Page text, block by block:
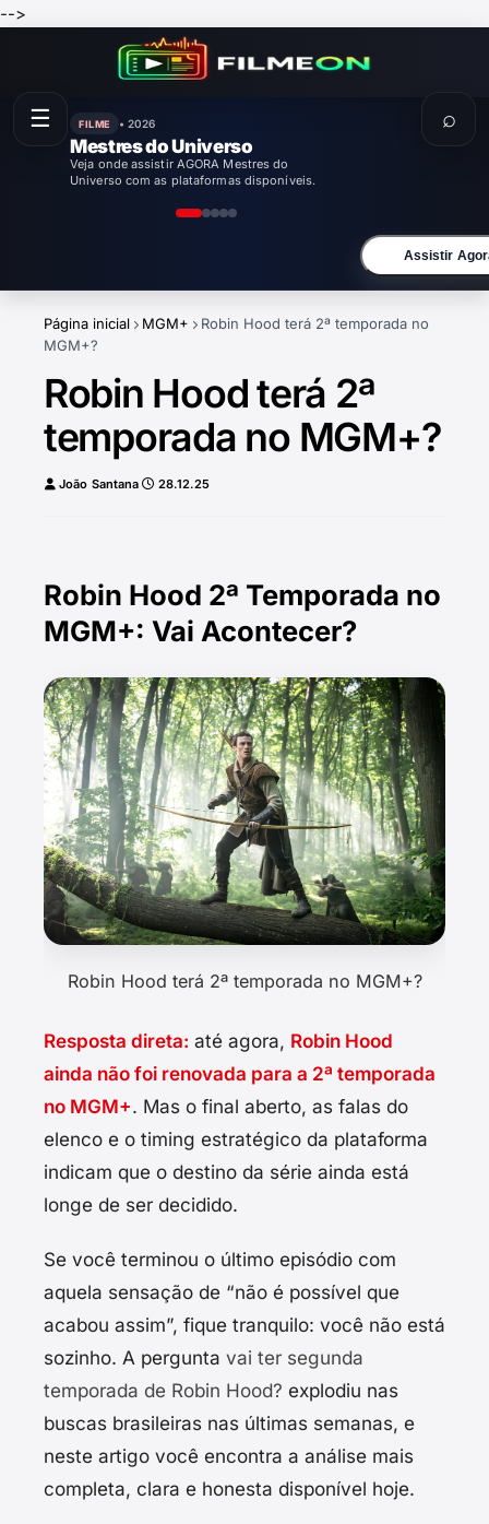
-->
FILME • 2026
Enola Holmes 3
Veja onde assistir AGORA Enola Holmes 3
com as plataformas disponíveis.
Assistir
Página inicial MGM+
Robin Hood terá 2ª temporada no
MGM+?
Robin Hood terá 2ª
temporada no MGM+?
João Santana 28.12.25
Robin Hood 2ª Temporada no
MGM+: Vai Acontecer?
Robin Hood terá 2ª temporada no MGM+?
Resposta direta: até agora, Robin Hood
ainda não foi renovada para a 2ª temporada
no MGM+. Mas o final aberto, as falas do
elenco e o timing estratégico da plataforma
indicam que o destino da série ainda está
longe de ser decidido.
Se você terminou o último episódio com
aquela sensação de “não é possível que
acabou assim”, fique tranquilo: você não está
sozinho. A pergunta vai ter segunda
temporada de Robin Hood? explodiu nas
buscas brasileiras nas últimas semanas, e
neste artigo você encontra a análise mais
completa, clara e honesta disponível hoje.
☰ ⌕